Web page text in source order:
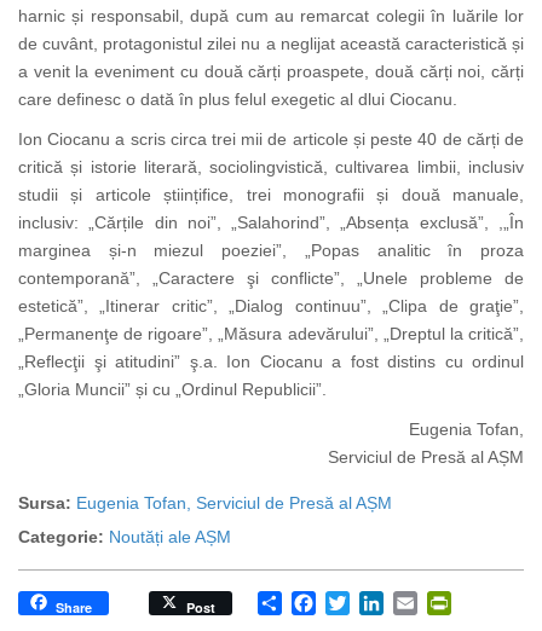
harnic și responsabil, după cum au remarcat colegii în luările lor
de cuvânt, protagonistul zilei nu a neglijat această caracteristică și
a venit la eveniment cu două cărți proaspete, două cărți noi, cărți
care definesc o dată în plus felul exegetic al dlui Ciocanu.
Ion Ciocanu a scris circa trei mii de articole și peste 40 de cărți de
critică și istorie literară, sociolingvistică, cultivarea limbii, inclusiv
studii și articole științifice, trei monografii și două manuale,
inclusiv: „Cărțile din noi”, „Salahorind”, „Absența exclusă”, ,„În
marginea și-n miezul poeziei”, „Popas analitic în proza
contemporană”, „Caractere şi conflicte”, „Unele probleme de
estetică”, „Itinerar critic”, „Dialog continuu”, „Clipa de graţie”,
„Permanenţe de rigoare”, „Măsura adevărului”, „Dreptul la critică”,
„Reflecţii şi atitudini” ş.a. Ion Ciocanu a fost distins cu ordinul
„Gloria Muncii” și cu „Ordinul Republicii”.
Eugenia Tofan,
Serviciul de Presă al AȘM
Sursa: Eugenia Tofan, Serviciul de Presă al AȘM
Categorie: Noutăți ale AȘM
Share
Share Post Facebook
TwitterLinkedIn
Email